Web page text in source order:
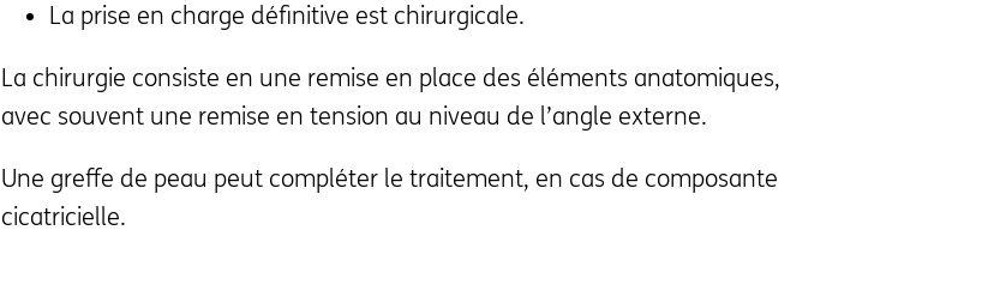
La prise en charge définitive est chirurgicale.
La chirurgie consiste en une remise en place des éléments anatomiques,
avec souvent une remise en tension au niveau de l’angle externe.
Une greffe de peau peut compléter le traitement, en cas de composante
cicatricielle.